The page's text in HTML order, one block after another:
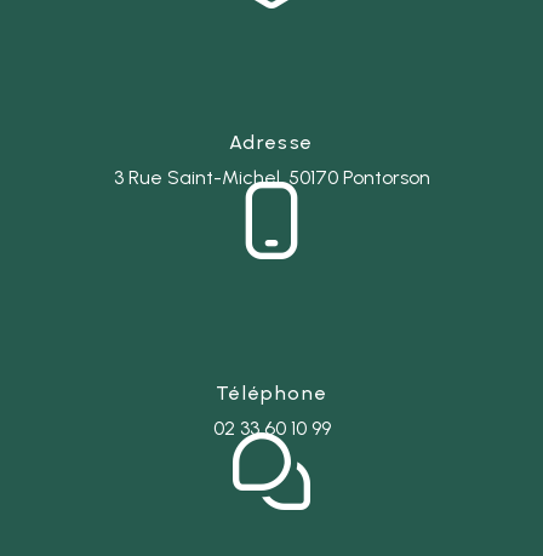
Adresse
3 Rue Saint-Michel, 50170 Pontorson
Téléphone
02 33 60 10 99